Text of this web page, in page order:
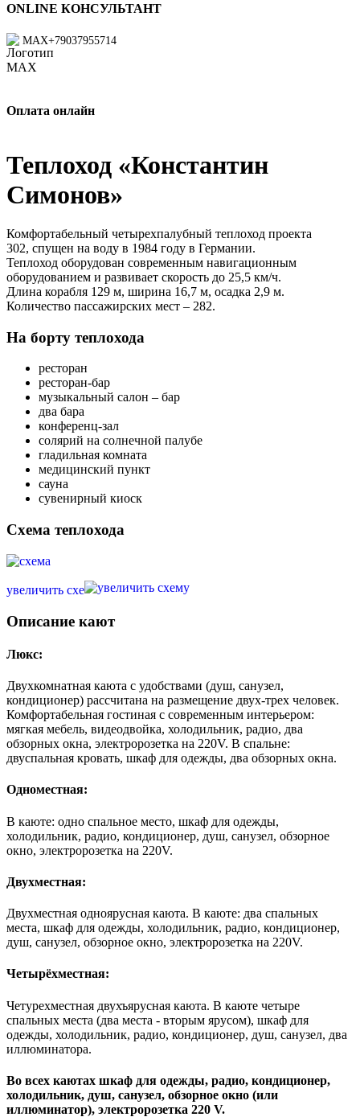
ONLINE КОНСУЛЬТАНТ
MAX+79037955714
Оплата онлайн
Теплоход «Константин
Симонов»
Комфортабельный четырехпалубный теплоход проекта
302, спущен на воду в 1984 году в Германии.
Теплоход оборудован современным навигационным
оборудованием и развивает скорость до 25,5 км/ч.
Длина корабля 129 м, ширина 16,7 м, осадка 2,9 м.
Количество пассажирских мест – 282.
На борту теплохода
ресторан
ресторан-бар
музыкальный салон – бар
два бара
конференц-зал
солярий на солнечной палубе
гладильная комната
медицинский пункт
сауна
сувенирный киоск
Схема теплохода
увеличить схе
Описание кают
Люкс:
Двухкомнатная каюта с удобствами (душ, санузел,
кондиционер) рассчитана на размещение двух-трех человек.
Комфортабельная гостиная с современным интерьером:
мягкая мебель, видеодвойка, холодильник, радио, два
обзорных окна, электророзетка на 220V. В спальне:
двуспальная кровать, шкаф для одежды, два обзорных окна.
Одноместная:
В каюте: одно спальное место, шкаф для одежды,
холодильник, радио, кондиционер, душ, санузел, обзорное
окно, электророзетка на 220V.
Двухместная:
Двухместная одноярусная каюта. В каюте: два спальных
места, шкаф для одежды, холодильник, радио, кондиционер,
душ, санузел, обзорное окно, электророзетка на 220V.
Четырёхместная:
Четурехместная двухъярусная каюта. В каюте четыре
спальных места (два места - вторым ярусом), шкаф для
одежды, холодильник, радио, кондиционер, душ, санузел, два
иллюминатора.
Во всех каютах шкаф для одежды, радио, кондиционер,
холодильник, душ, санузел, обзорное окно (или
иллюминатор), электророзетка 220 V.